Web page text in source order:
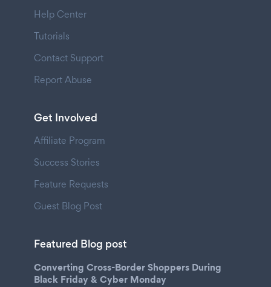
Help Center
Tutorials
Contact Support
Report Abuse
Get Involved
Affiliate Program
Success Stories
Feature Requests
Guest Blog Post
Featured Blog post
Converting Cross-Border Shoppers During
Black Friday & Cyber Monday